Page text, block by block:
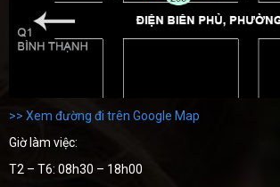
>> Xem đường đi trên Google Map
Giờ làm việc:
T2 – T6: 08h30 – 18h00